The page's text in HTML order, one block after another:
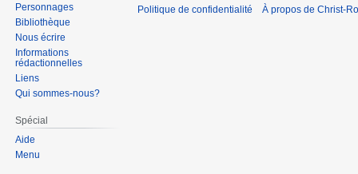
Personnages
Bibliothèque
Nous écrire
Informations
rédactionnelles
Liens
Qui sommes-nous?
Spécial
Aide
Menu
Politique de confidentialité À propos de Christ-